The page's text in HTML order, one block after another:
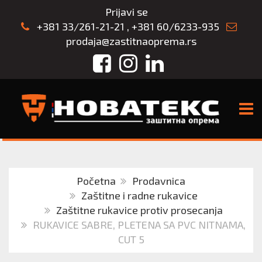
Prijavi se
+381 33/261-21-21 , +381 60/6233-935
prodaja@zastitnaoprema.rs
FacebookInstagram
LinkedIn
Početna
Prodavnica
Zaštitne i radne rukavice
Zaštitne rukavice protiv prosecanja
RUKAVICE SABRE, PLETENA SA PVC NITNAMA,
CUT 5